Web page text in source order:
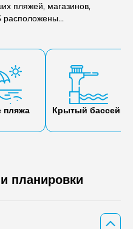
пляжей, магазинов,
расположены
статуса,
площадки.
пляжа Крытый бассейн
планировки